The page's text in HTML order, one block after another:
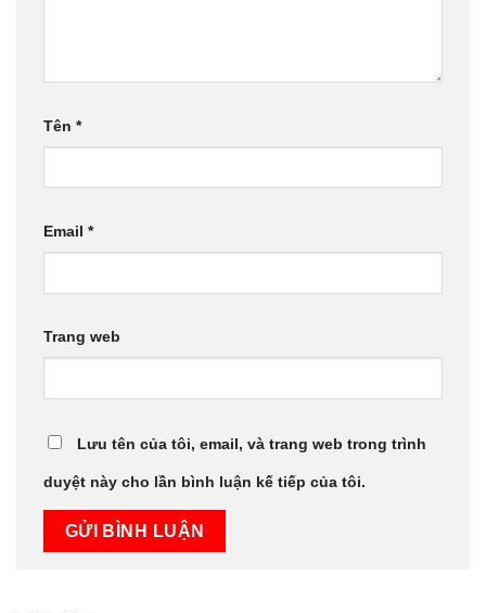
Tên *
Email *
Trang web
Lưu tên của tôi, email, và trang web trong trình
duyệt này cho lần bình luận kế tiếp của tôi.